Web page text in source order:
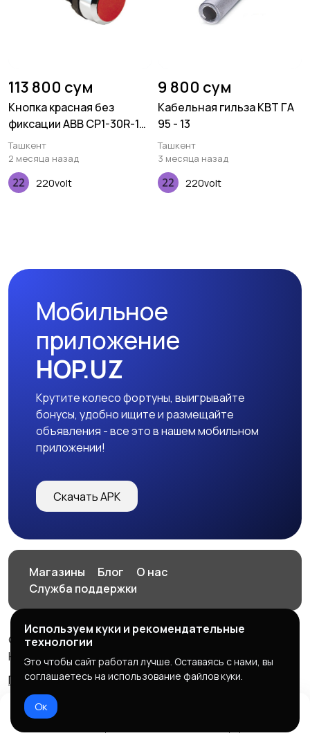
113 800 сум
Кнопка красная без
фиксации ABB CP1-30R-10
1НО
Ташкент
2 месяца назад
220volt
9 800 сум
Кабельная гильза КВТ ГА
95 - 13
Ташкент
3 месяца назад
220volt
Мобильное
приложение
HOP.UZ
Крутите колесо фортуны, выигрывайте
бонусы, удобно ищите и размещайте
объявления - все это в нашем мобильном
приложении!
Скачать APK
Магазины Блог
О нас
Служба поддержки
© 2026 HOP.UZ
HOP.UZ
Правила сервиса
Политика конфиденциальности
Используем куки и рекомендательные
технологии
Это чтобы сайт работал лучше. Оставаясь с нами, вы
соглашаетесь на использование файлов куки.
Ок